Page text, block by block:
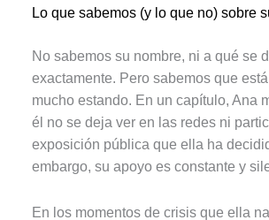
Lo que sabemos (y lo que no) sobre
No sabemos su nombre, ni a qué se
exactamente. Pero sabemos que
mucho estando. En un capítulo, Ana
él no se deja ver en las redes ni
exposición pública que ella ha
embargo, su apoyo es constante y
En los momentos de crisis que ella